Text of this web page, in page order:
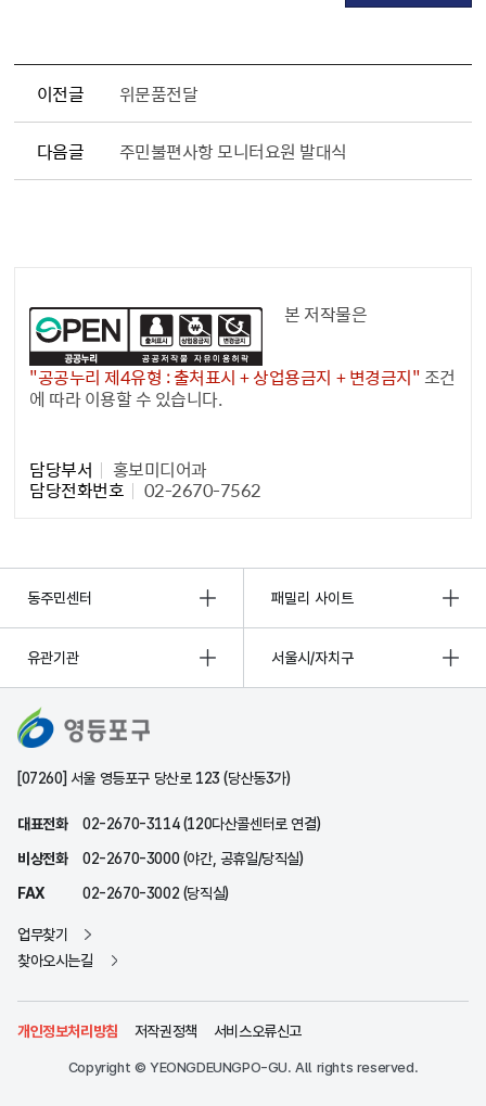
이전글 위문품전달
다음글 주민불편사항 모니터요원 발대식
본 저작물은
"공공누리 제4유형 : 출처표시 + 상업용금지 + 변경금지"조건
에 따라 이용할 수 있습니다.
담당부서 홍보미디어과
담당전화번호 02-2670-7562
동주민센터 패밀리 사이트
유관기관 서울시/자치구
[07260] 서울 영등포구 당산로 123 (당산동3가)
대표전화
02-2670-3114 (120다산콜센터로 연결)
비상전화
02-2670-3000 (야간, 공휴일/당직실)
FAX
02-2670-3002 (당직실)
업무찾기
찾아오시는길
개인정보처리방침 저작권정책 서비스오류신고
Copyright © YEONGDEUNGPO-GU. All rights reserved.